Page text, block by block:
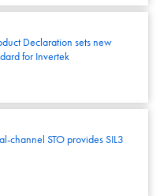
Declaration sets new
for Invertek
channel STO provides SIL3